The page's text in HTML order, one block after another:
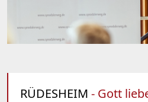
RÜDESHEIM - Gott